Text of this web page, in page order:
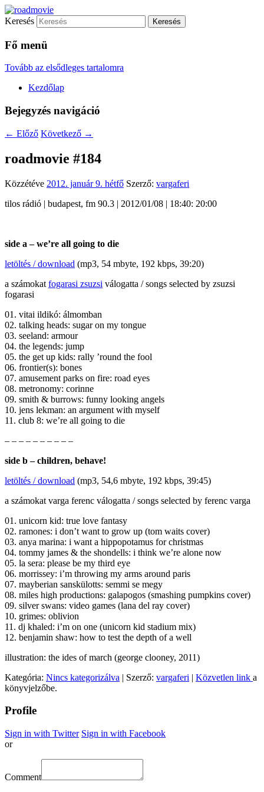
roadmovie
…egy újabb blog.tilos.hu honlap honlap…
Keresés
Fő menü
Tovább az elsődleges tartalomra
Kezdőlap
Bejegyzés navigáció
← Előző Következő →
roadmovie #184
Közzétéve 2012. január 9. hétfő Szerző: vargaferi
tilos rádió | budapest, fm 90.3 | 2012/01/08 | 18:40: 20:00
side a – we’re all going to die
letöltés / download (mp3, 54 mbyte, 192 kbps, 39:20)
a számokat fogarasi zsuzsi válogatta / songs selected by zsuzsi
fogarasi
01. vitai ildikó: álmomban
02. talking heads: sugar on my tongue
03. seeland: armour
04. the legends: jump
05. the get up kids: rally ’round the fool
06. frontier(s): bones
07. amusement parks on fire: road eyes
08. metronomy: corinne
09. smith & burrows: funny looking angels
10. jens lekman: an argument with myself
11. club 8: we’re all going to die
– – – – – – – – – –
side b – children, behave!
letöltés / download (mp3, 54,6 mbyte, 192 kbps, 39:45)
a számokat varga ferenc válogatta / songs selected by ferenc varga
01. unicorn kid: true love fantasy
02. ramones: i don’t want to grow up (tom waits cover)
03. anya marina: i want a hippopotamus for christmas
04. tommy james & the shondells: i think we’re alone now
05. la sera: please be my third eye
06. morrissey: i’m throwing my arms around paris
07. mayberian sanskülotts: semmi se megy
08. miles high productions: galapogos (smashing pumpkins cover)
09. silver swans: video games (lana del ray cover)
10. grimes: oblivion
11. dj khaled: i’m on one (unicorn kid stadium mix)
12. benjamin shaw: how to test the depth of a well
illustration: the ides of march (george clooney, 2011)
Kategória: Nincs kategorizálva | Szerző: vargaferi | Közvetlen link a
könyvjelzőbe.
Profile
Sign in with Twitter Sign in with Facebook
or
Comment